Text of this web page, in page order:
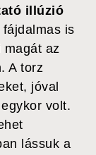
illúzió
fájdalmas is
magát az
A torz
jóval
volt.
lássuk a